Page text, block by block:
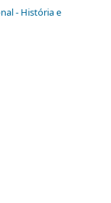
- História e